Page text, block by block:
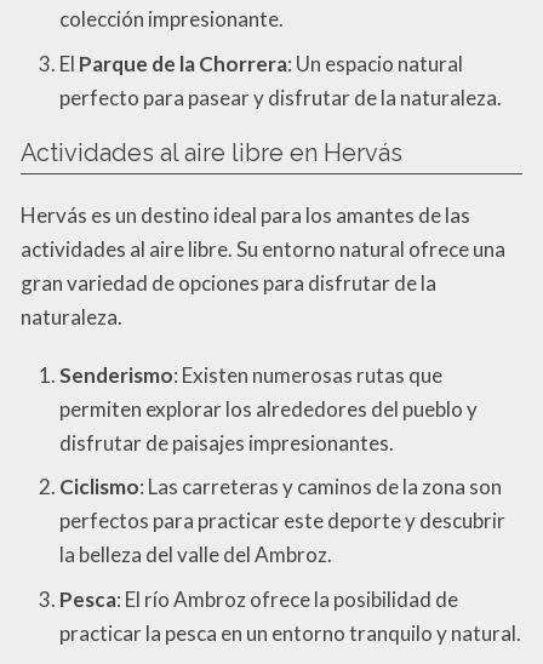
colección impresionante.
El Parque de la Chorrera: Un espacio natural
perfecto para pasear y disfrutar de la naturaleza.
Actividades al aire libre en Hervás
Hervás es un destino ideal para los amantes de las
actividades al aire libre. Su entorno natural ofrece una
gran variedad de opciones para disfrutar de la
naturaleza.
Senderismo: Existen numerosas rutas que
permiten explorar los alrededores del pueblo y
disfrutar de paisajes impresionantes.
Ciclismo: Las carreteras y caminos de la zona son
perfectos para practicar este deporte y descubrir
la belleza del valle del Ambroz.
Pesca: El río Ambroz ofrece la posibilidad de
practicar la pesca en un entorno tranquilo y natural.